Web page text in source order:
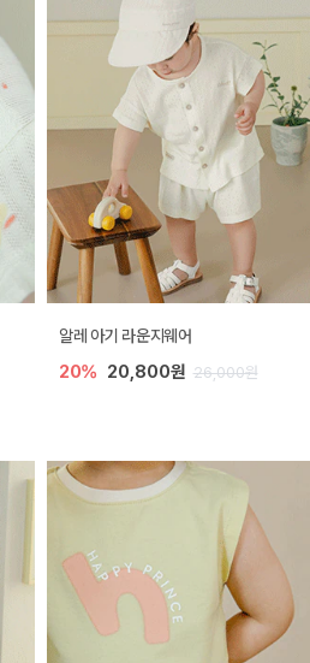
알레 아기 라운지웨어
20% 20,800원 26,000원